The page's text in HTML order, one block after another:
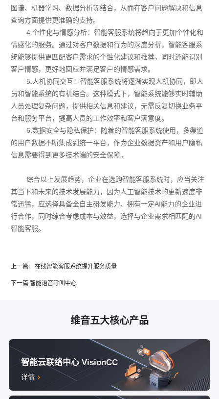
图谱、机器学习、数据分析等结合，从而在客户问题解决和信息
查询方面提供更准确的支持。
4.个性化与情感分析：智能客服系统将趋向于更加个性化和
情感化的服务。通过对客户数据和行为的深度分析，智能客服系
统能够提供更匹配客户需求的个性化建议和推荐，同时还能识别
客户情感，更好地回应并满足客户的情感需求。
5.人机协同交互：智能客服系统将逐渐实现人机协同，即人
员和智能系统的有机结合。这种模式下，智能系统能够实时辅助
人员处理复杂问题，提供相关信息和建议，无需反复切换业务平
台和服务平台，提高人员的工作效率和客户满意度。
6.数据安全与隐私保护：随着的智能客服系统使用，多渠道
的用户数据不断集成到统一平台，作为企业数据资产和用户隐私
信息需要得到更多技术端的安全保障。
综合以上发展趋势，企业在选购智能客服系统时，应当关注
其当下和未来的技术发展能力，因为人工智能技术的更新速度非
常迅猛，应选择具备全自主研发能力、拥有一定AI能力的企业进
行合作，同时综合考虑成本与效益，选择与企业需求相匹配的AI
智能客服。
上一篇: 在线智能客服系统提升服务质量
下一篇:智能语音呼叫中心
维音五大核心产品
智能云联络中心 VisionCC
详情